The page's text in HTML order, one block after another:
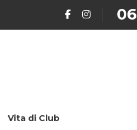
06
Vita di Club